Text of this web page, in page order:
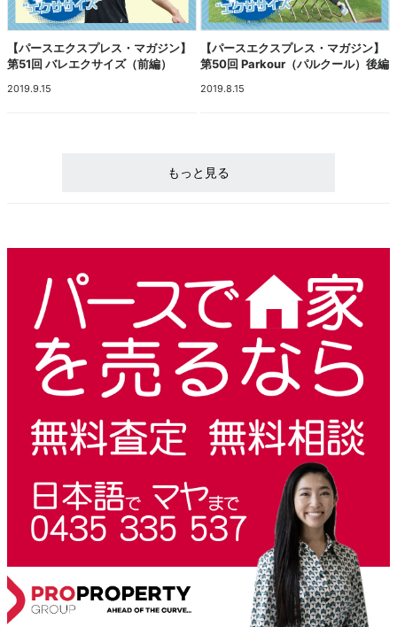
【パースエクスプレス・マガジン】
第51回 バレエクサイズ（前編）
2019.9.15
【パースエクスプレス・マガジン】
第50回 Parkour（パルクール）後編
2019.8.15
もっと見る